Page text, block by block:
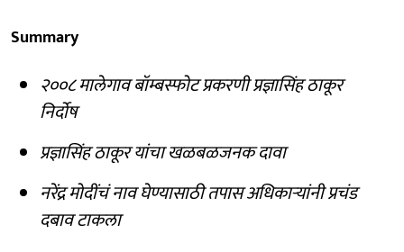
Summary
२००८ मालेगाव बॉम्बस्फोट प्रकरणी प्रज्ञासिंह ठाकूर
निर्दोष
प्रज्ञासिंह ठाकूर यांचा खळबळजनक दावा
नरेंद्र मोदींचं नाव घेण्यासाठी तपास अधिकाऱ्यांनी प्रचंड
दबाव टाकला